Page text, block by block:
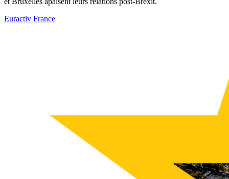
Euractiv France